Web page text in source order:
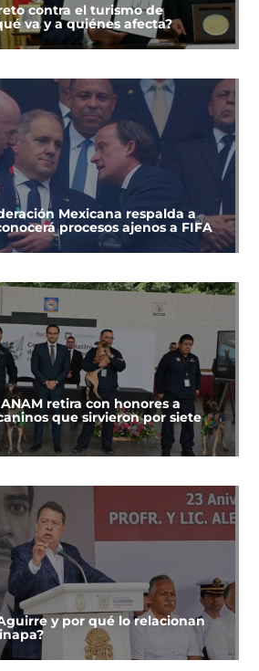
contra el turismo de
va y a quiénes afecta?
Mexicana respalda a
procesos ajenos a FIFA
retira con honores a
que sirvieron por siete
y por qué lo relacionan